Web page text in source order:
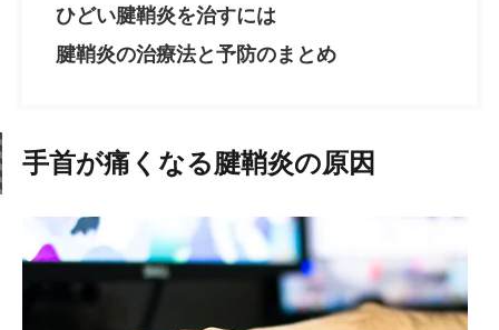
ひどい腱鞘炎を治すには
腱鞘炎の治療法と予防のまとめ
手首が痛くなる腱鞘炎の原因